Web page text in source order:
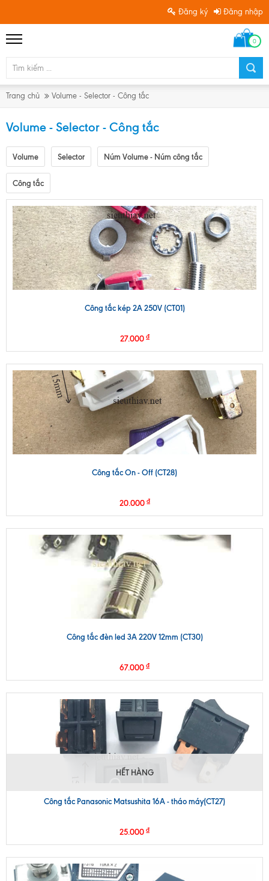
Đăng ký Đăng nhập
0
Trang chủ Volume - Selector - Công tắc
Volume - Selector - Công tắc
Volume Selector Núm Volume - Núm công tắc
Công tắc
Công tắc kép 2A 250V (CT01)
27.000 ₫
Công tắc On - Off (CT28)
20.000 ₫
Công tắc đèn led 3A 220V 12mm (CT30)
67.000 ₫
Công tắc Panasonic Matsushita 16A - tháo máy(CT27)
25.000 ₫
HẾT HÀNG